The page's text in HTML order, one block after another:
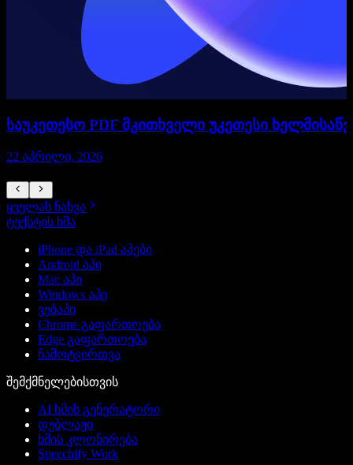
საუკეთესო PDF მკითხველი უკეთესი
22 აპრილი, 2026
ყველას ნახვა
ტექსტის ხმა
iPhone და iPad აპები
Android აპი
Mac აპი
Windows აპი
ვებაპი
Chrome გაფართოება
Edge გაფართოება
ჩამოტვირთვა
შემქმნელებისთვის
AI ხმის გენერატორი
დუბლაჟი
ხმის კლონირება
Speechify Work